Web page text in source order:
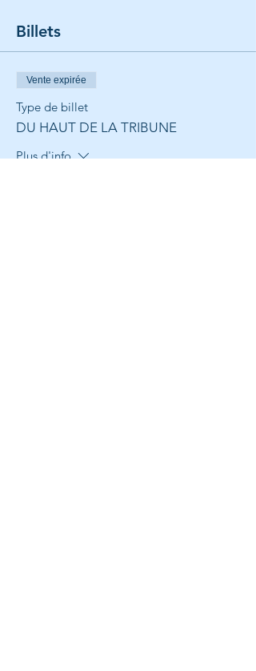
Billets
Vente expirée
Type de billet
DU HAUT DE LA TRIBUNE
Plus d'info